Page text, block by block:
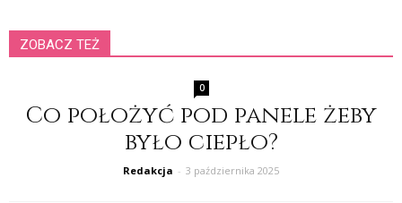
ZOBACZ TEŻ
0
Co położyć pod panele żeby
było ciepło?
Redakcja - 3 października 2025